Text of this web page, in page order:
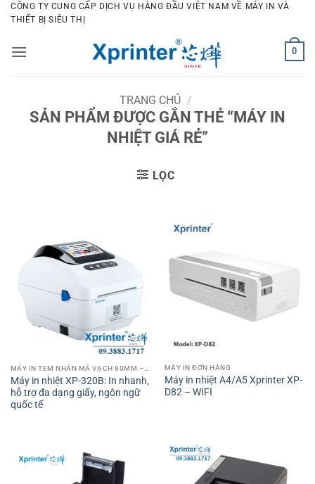
Bỏ
qua
dung
CÔNG TY CUNG CẤP DỊCH VỤ HÀNG ĐẦU VIỆT NAM VỀ MÁY IN VÀ
THIẾT BỊ SIÊU THỊ
0
TRANG CHỦ /
SẢN PHẨM ĐƯỢC GẮN THẺ “MÁY IN
NHIỆT GIÁ RẺ”
LỌC
Máy in nhiệt XP-320B: In nhanh,
hỗ trợ đa dạng giấy, ngôn ngữ
quốc tế
MÁY IN ĐƠN HÀNG
Máy in nhiệt A4/A5 Xprinter XP-
D82 – WIFI